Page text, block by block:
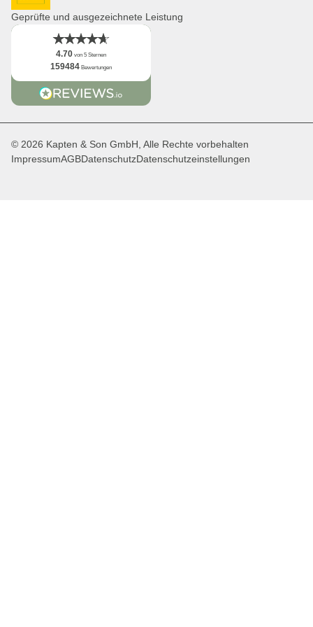
App
DHL GoGreen
Geprüfte und ausgezeichnete Leistung
4.70 von 5 Sternen
159484 Bewertungen
© 2026 Kapten & Son GmbH, Alle Rechte vorbehalten
ImpressumAGBDatenschutzDatenschutzeinstellungen